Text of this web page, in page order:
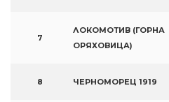
7
ЛОКОМОТИВ (ГОРНА
ОРЯХОВИЦА)
8 ЧЕРНОМОРЕЦ 1919